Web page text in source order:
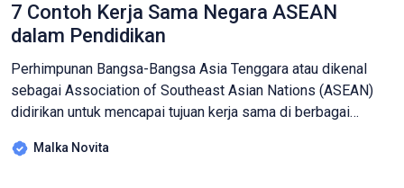
7 Contoh Kerja Sama Negara ASEAN
dalam Pendidikan
Perhimpunan Bangsa-Bangsa Asia Tenggara atau dikenal
sebagai Association of Southeast Asian Nations (ASEAN)
didirikan untuk mencapai tujuan kerja sama di berbagai
ASEAN di bidang pendidikan pun beragam. Mulai dari
Malka Novita